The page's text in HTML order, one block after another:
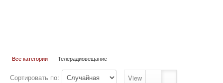
Все категории Телерадиовещание
Сортировать по: View